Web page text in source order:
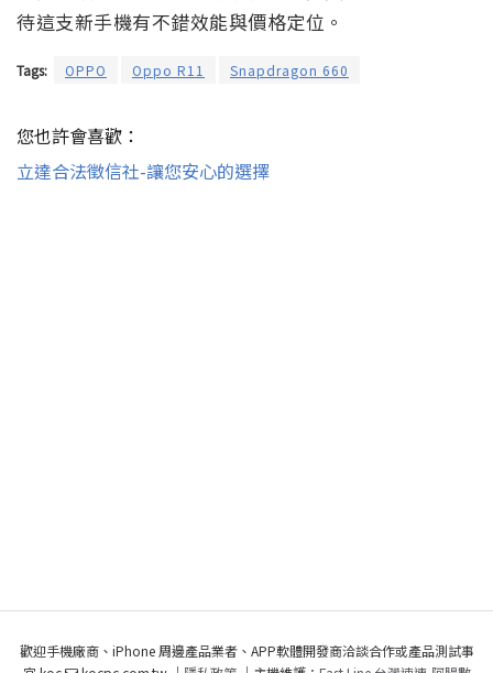
待這支新手機有不錯效能與價格定位。
Tags: OPPO Oppo R11 Snapdragon 660
您也許會喜歡：
立達合法徵信社-讓您安心的選擇
歡迎手機廠商、iPhone 周邊產品業者、APP軟體開發商洽談合作或產品測試事